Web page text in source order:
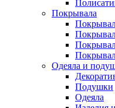
Покрывала
Одеяла и
Подушки
Одеяла